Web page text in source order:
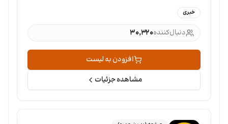
خبری
دنبال‌کننده۳۰٬۳۲۰
افزودن به لیست
مشاهده جزئیات